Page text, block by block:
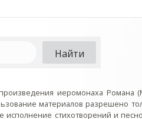
иеромонаха Романа
материалов разрешено
исполнение стихотворений и